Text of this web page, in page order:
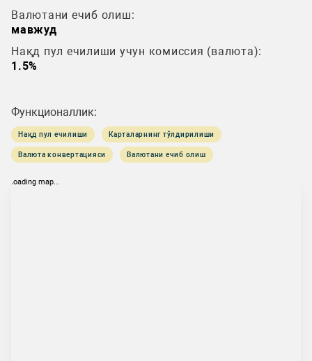
Валютани ечиб олиш:
мавжуд
Нақд пул ечилиши учун комиссия (валюта):
1.5%
Функционаллик:
Нақд пул ечилиши Карталарнинг тўлдирилиши
Валюта конвертацияси Валютани ечиб олиш
loading map...